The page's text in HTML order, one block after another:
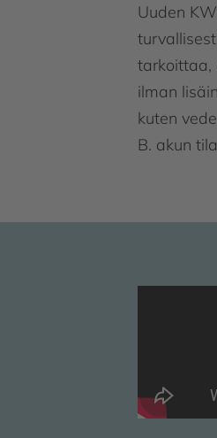
Uuden
tarkoittaa,
ilman
kuten
B. akun